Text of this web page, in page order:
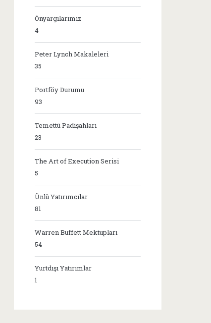
Önyargılarımız
4
Peter Lynch Makaleleri
35
Portföy Durumu
93
Temettü Padişahları
23
The Art of Execution Serisi
5
Ünlü Yatırımcılar
81
Warren Buffett Mektupları
54
Yurtdışı Yatırımlar
1